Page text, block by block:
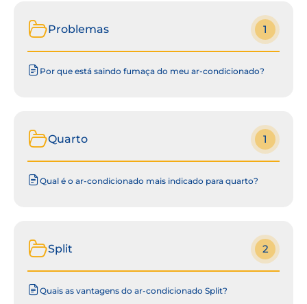
Problemas 1
Por que está saindo fumaça do meu ar-condicionado?
Quarto 1
Qual é o ar-condicionado mais indicado para quarto?
Split 2
Quais as vantagens do ar-condicionado Split?